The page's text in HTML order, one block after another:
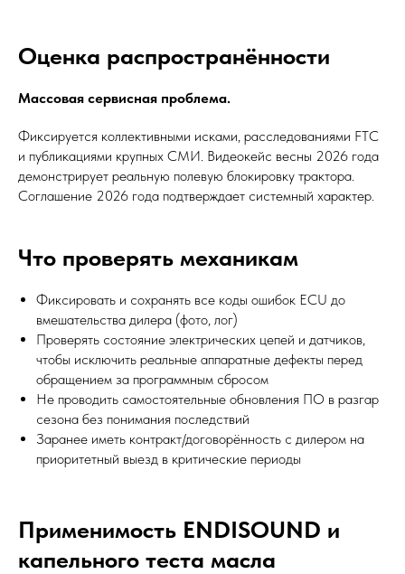
Оценка распространённости
Массовая сервисная проблема.
Фиксируется коллективными исками, расследованиями FTC
и публикациями крупных СМИ. Видеокейс весны 2026 года
демонстрирует реальную полевую блокировку трактора.
Соглашение 2026 года подтверждает системный характер.
Что проверять механикам
Фиксировать и сохранять все коды ошибок ECU до
вмешательства дилера (фото, лог)
Проверять состояние электрических цепей и датчиков,
чтобы исключить реальные аппаратные дефекты перед
обращением за программным сбросом
Не проводить самостоятельные обновления ПО в разгар
сезона без понимания последствий
Заранее иметь контракт/договорённость с дилером на
приоритетный выезд в критические периоды
Применимость ENDISOUND и
капельного теста масла